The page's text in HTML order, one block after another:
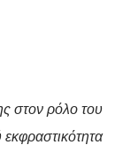
στον ρόλο του